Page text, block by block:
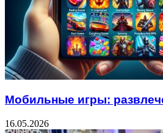
Мобильные игры:
16.05.2026